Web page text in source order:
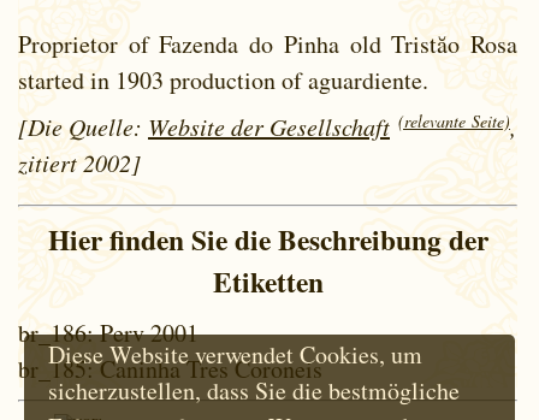
Proprietor of Fazenda do Pinha old Tristăo Rosa
started in 1903 production of aguardiente.
[Die Quelle: Website der Gesellschaft (relevante Seite),
zitiert 2002]
Hier finden Sie die Beschreibung der
Etiketten
br_186: Perv 2001
br_185: Caninha Tres Coroneis
Diese Website verwendet Cookies, um
sicherzustellen, dass Sie die bestmögliche